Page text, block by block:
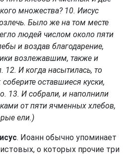
множества? 10. Иисус
Было же на том месте
людей числом около пяти
и воздав благодарение,
возлежавшим, также и
12. И когда насытилась, то
оставшиеся куски,
13. И собрали, и наполнили
от пяти ячменных хлебов,
ели.)
. Иоанн обычно упоминает
о которых прочие три